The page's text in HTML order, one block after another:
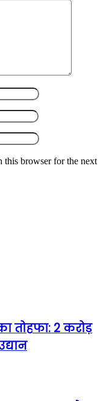
this browser for the next
तोहफा: 2 करोड़